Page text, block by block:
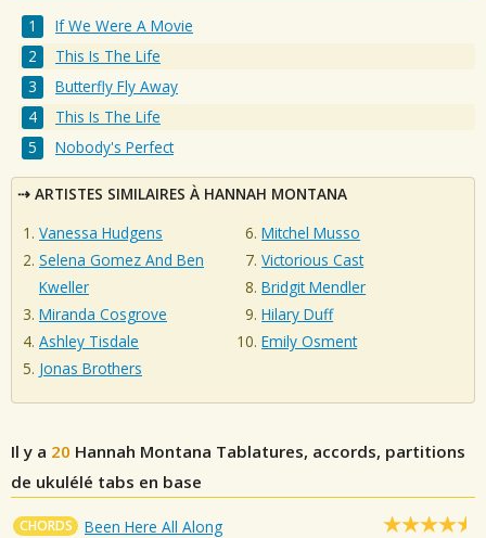
If We Were A Movie
This Is The Life
Butterfly Fly Away
This Is The Life
Nobody's Perfect
ARTISTES SIMILAIRES À HANNAH MONTANA
Vanessa Hudgens
Selena Gomez And Ben
Kweller
Miranda Cosgrove
Ashley Tisdale
Jonas Brothers
Mitchel Musso
Victorious Cast
Bridgit Mendler
Hilary Duff
Emily Osment
Il y a 20 Hannah Montana Tablatures, accords, partitions
de ukulélé tabs en base
CHORDS Been Here All Along